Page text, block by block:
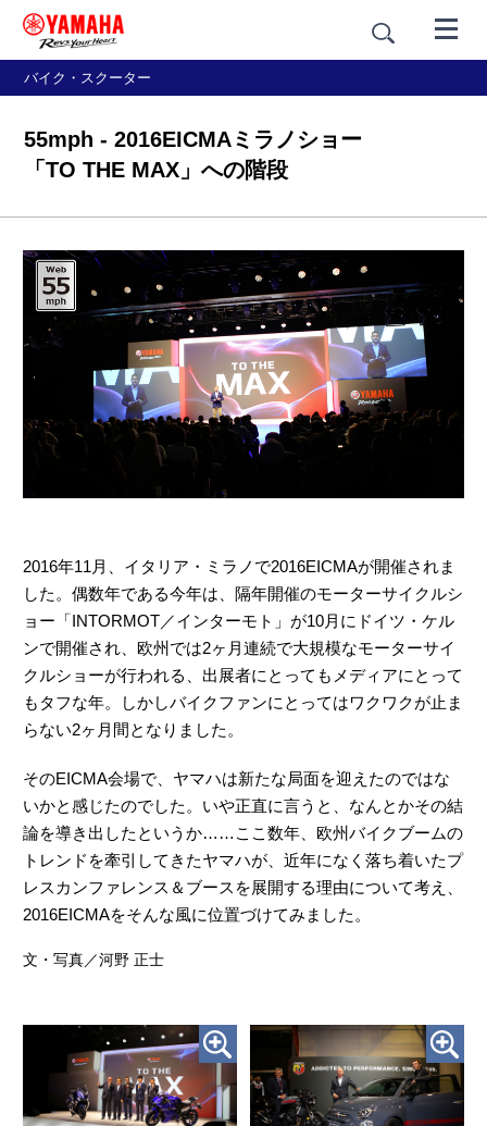
バイク・スクーター
55mph - 2016EICMAミラノショー
「TO THE MAX」への階段
2016年11月、イタリア・ミラノで2016EICMAが開催されま
した。偶数年である今年は、隔年開催のモーターサイクルシ
ョー「INTORMOT／インターモト」が10月にドイツ・ケル
ンで開催され、欧州では2ヶ月連続で大規模なモーターサイ
クルショーが行われる、出展者にとってもメディアにとって
もタフな年。しかしバイクファンにとってはワクワクが止ま
らない2ヶ月間となりました。
そのEICMA会場で、ヤマハは新たな局面を迎えたのではな
いかと感じたのでした。いや正直に言うと、なんとかその結
論を導き出したというか……ここ数年、欧州バイクブームの
トレンドを牽引してきたヤマハが、近年になく落ち着いたプ
レスカンファレンス＆ブースを展開する理由について考え、
2016EICMAをそんな風に位置づけてみました。
文・写真／河野 正士